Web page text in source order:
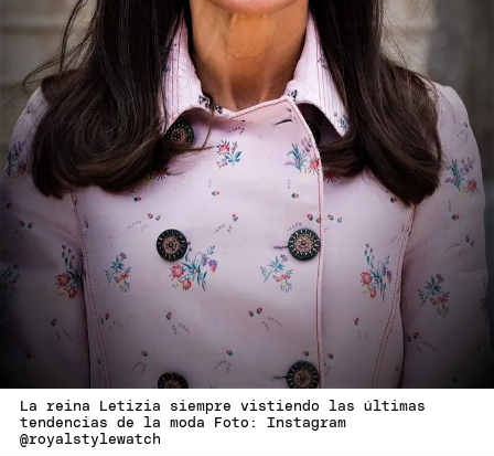
La reina Letizia siempre vistiendo las últimas
tendencias de la moda Foto: Instagram
@royalstylewatch